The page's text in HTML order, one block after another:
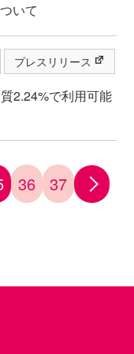
いて
プレスリリース
2.24%で利用可能
36 37